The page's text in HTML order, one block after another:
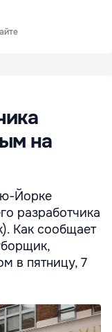
на
Йорке
разработчика
Как сообщает
в пятницу, 7